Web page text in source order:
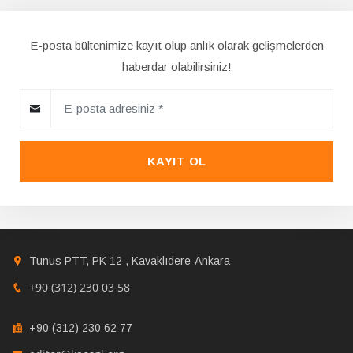
E-posta bültenimize kayıt olup anlık olarak gelişmelerden
haberdar olabilirsiniz!
KAYIT OL
Tunus PTT, PK 12 , Kavaklıdere-Ankara
+90 (312) 230 03 58
+90 (312) 230 62 77